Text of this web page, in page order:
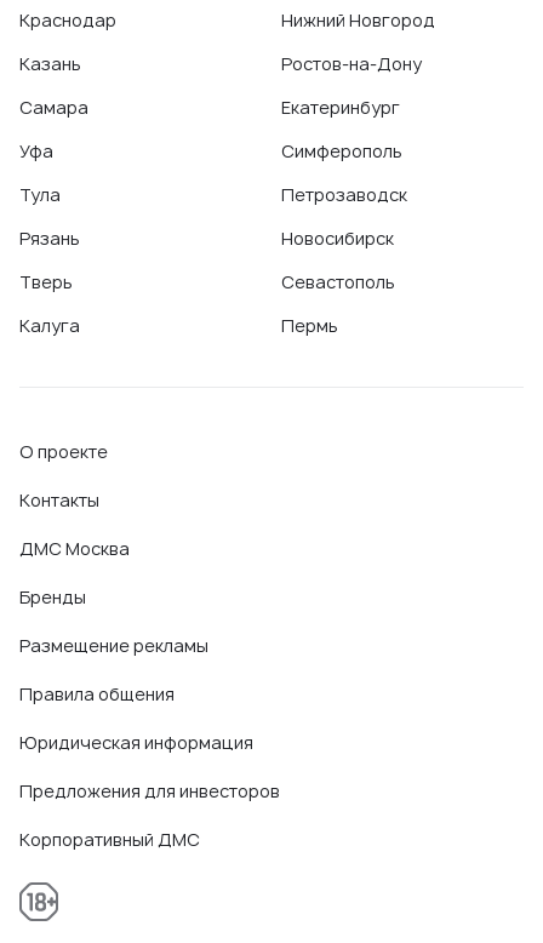
Краснодар
Казань
Самара
Уфа
Тула
Рязань
Тверь
Калуга
Нижний Новгород
Ростов-на-Дону
Екатеринбург
Симферополь
Петрозаводск
Новосибирск
Севастополь
Пермь
О проекте
Контакты
ДМС Москва
Бренды
Размещение рекламы
Правила общения
Юридическая информация
Предложения для инвесторов
Корпоративный ДМС